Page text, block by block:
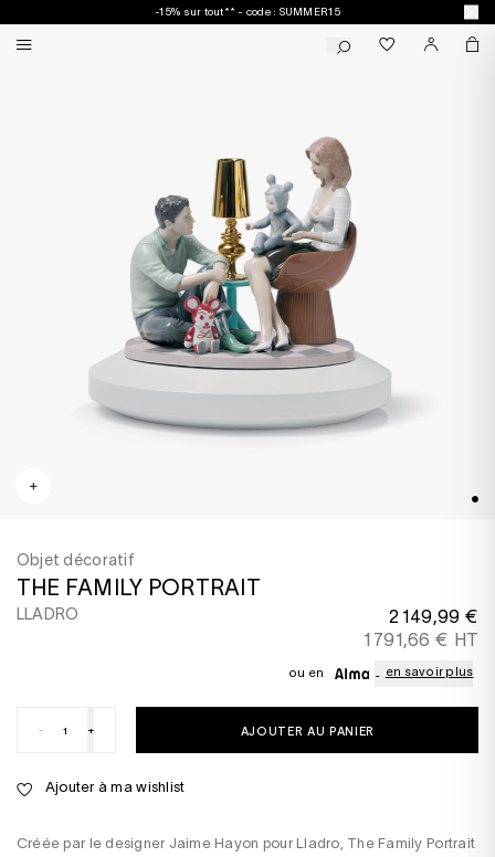
-15% sur tout** - code : SUMMER15
Objet décoratif
THE FAMILY PORTRAIT
LLADRO
2 149,99 €
1 791,66 € HT
ou en en savoir plus
Créée par le designer Jaime Hayon pour Lladro, The Family Portrait
- + AJOUTER AU PANIER
Ajouter à ma wishlist